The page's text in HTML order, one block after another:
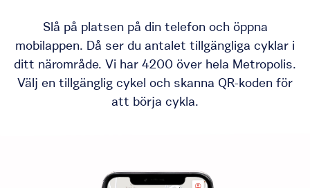
Slå på platsen på din telefon och öppna
mobilappen. Då ser du antalet tillgängliga cyklar i
ditt närområde. Vi har 4200 över hela Metropolis.
Välj en tillgänglig cykel och skanna QR-koden för
att börja cykla.